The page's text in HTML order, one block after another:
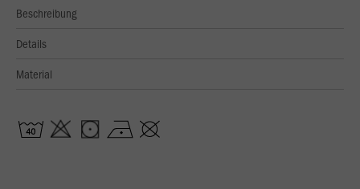
Beschreibung
Details
Material